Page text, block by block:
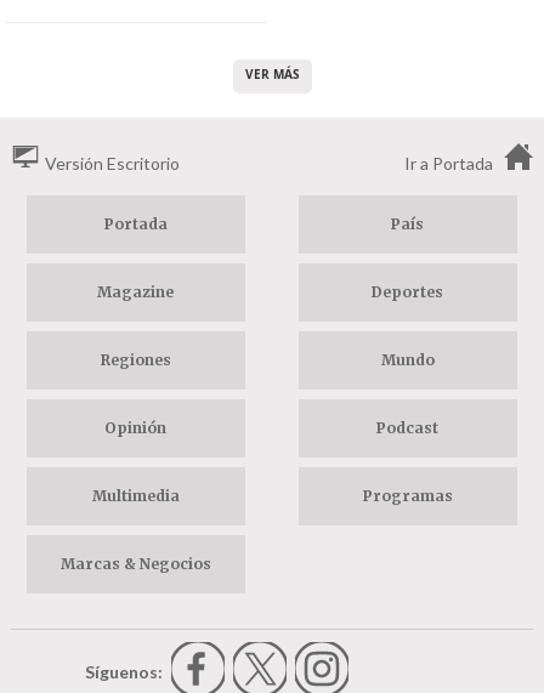
VER MÁS
Versión Escritorio Ir a Portada
Portada País
Magazine Deportes
Regiones Mundo
Opinión Podcast
Multimedia Programas
Marcas & Negocios
Síguenos: